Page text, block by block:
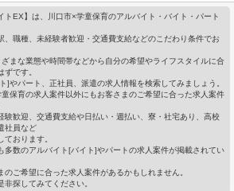
トEX】は、川口市×学童保育のアルバイト・バイト・パート
、職種、未経験者歓迎・交通費支給などのこだわり条件でお
ざまな業態や時間帯などから自分の希望やライフスタイルに合
です。
]やパート、正社員、派遣の求人情報を検索してみましょう。
保育の求人案件以外にもお客さまのご希望に合った求人案件
験歓迎、交通費支給や日払い・週払い、寮・社宅あり、高校
社員など
おります。
多数のアルバイト[バイト]やパートの求人案件が掲載されてい
のご希望に合った求人案件があるかもしれません。
探してみてください。